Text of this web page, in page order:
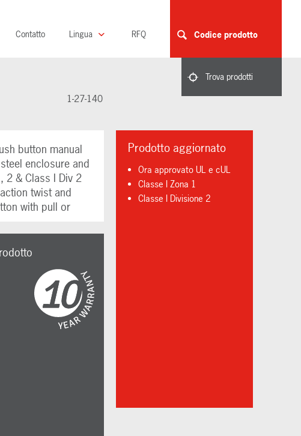
Contatto Lingua RFQ Codice prodotto
Trova prodotti
1-27-140
button manual
enclosure and
2 & Class I Div 2
twist and
with pull or
Prodotto aggiornato
Ora approvato UL e cUL
Classe I Zona 1
Classe I Divisione 2